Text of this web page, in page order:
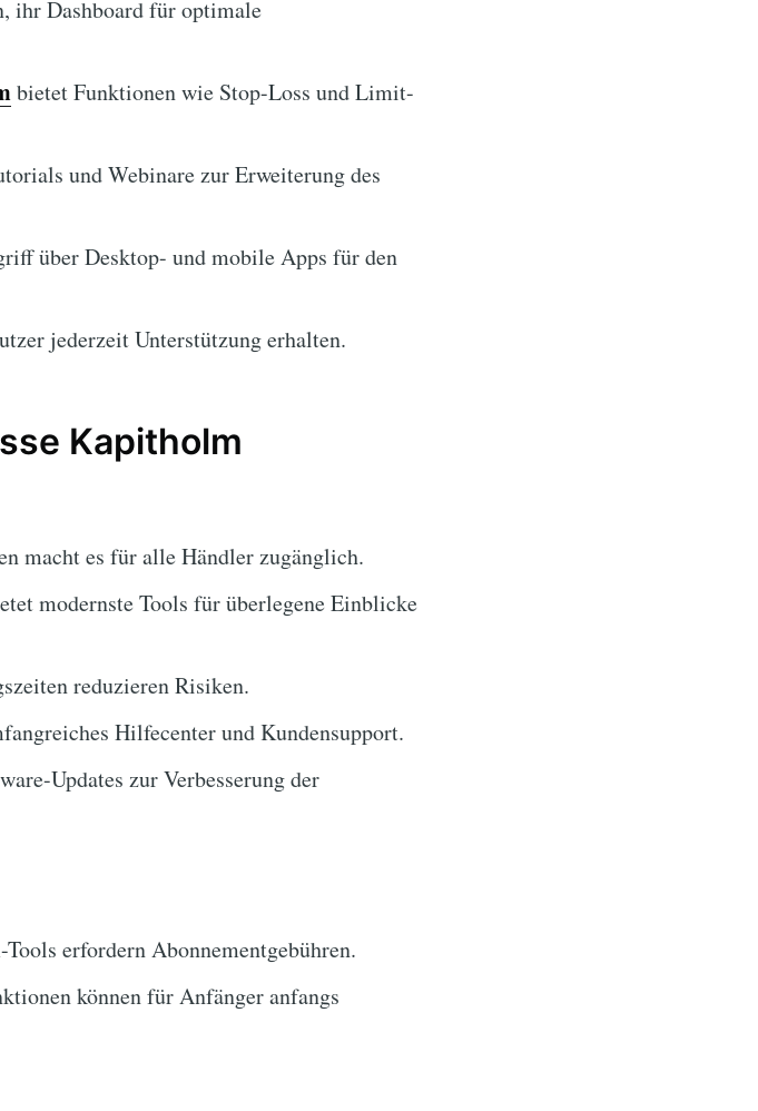
ihr Dashboard für optimale
bietet Funktionen wie Stop-Loss und Limit-
und Webinare zur Erweiterung des
über Desktop- und mobile Apps für den
jederzeit Unterstützung erhalten.
Kapitholm
macht es für alle Händler zugänglich.
modernste Tools für überlegene Einblicke
reduzieren Risiken.
Hilfecenter und Kundensupport.
Updates zur Verbesserung der
erfordern Abonnementgebühren.
können für Anfänger anfangs